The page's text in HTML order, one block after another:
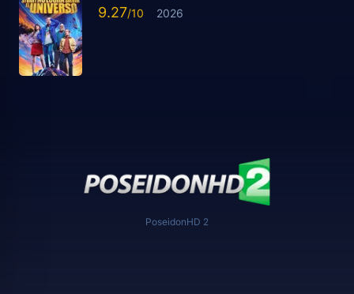
9.27 2026
PoseidonHD 2